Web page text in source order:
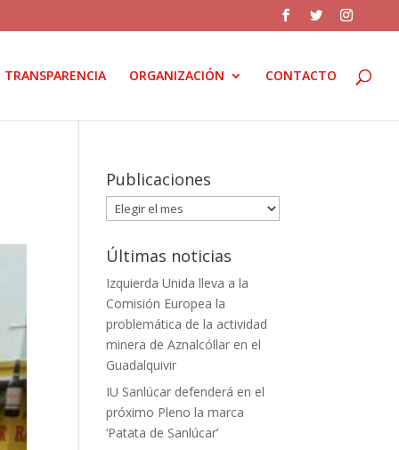
TRANSPARENCIA ORGANIZACIÓN CONTACTO
Publicaciones
Publicaciones
Últimas noticias
Izquierda Unida lleva a la
Comisión Europea la
problemática de la actividad
minera de Aznalcóllar en el
Guadalquivir
IU Sanlúcar defenderá en el
próximo Pleno la marca
‘Patata de Sanlúcar’